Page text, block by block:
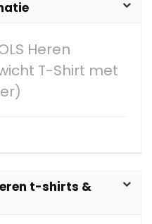
Heren
T-Shirt met
t-shirts &